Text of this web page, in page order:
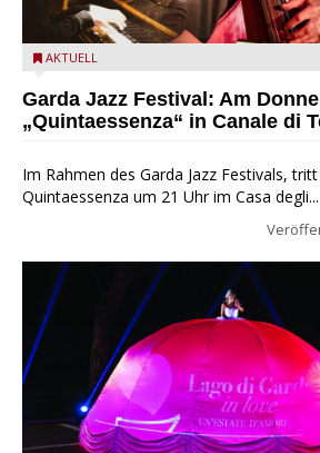
Das Ensemble Quintaessenza zu Gast
AKTUELL
Garda Jazz Festival: Am
„Quintaessenza“ in Canale di
Im Rahmen des Garda Jazz Festivals,
Quintaessenza um 21 Uhr im Casa degli...